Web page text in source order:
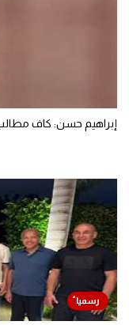
إبراهيم حسن: كاف مطالب